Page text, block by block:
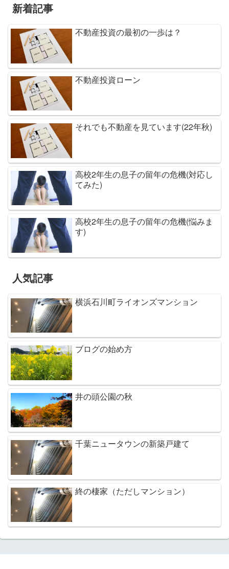
新着記事
不動産投資の最初の一歩は？
不動産投資ローン
それでも不動産を見ています(22年秋)
高校2年生の息子の留年の危機(対応し
てみた)
高校2年生の息子の留年の危機(悩みま
す)
人気記事
横浜石川町ライオンズマンション
ブログの始め方
井の頭公園の秋
千葉ニュータウンの新築戸建て
終の棲家（ただしマンション）